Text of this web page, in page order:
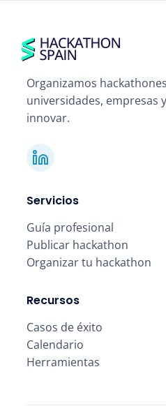
Organizamos
universidades, empresas
innovar.
Servicios
Guía profesional
Publicar hackathon
Organizar tu hackathon
Recursos
Casos de éxito
Calendario
Herramientas